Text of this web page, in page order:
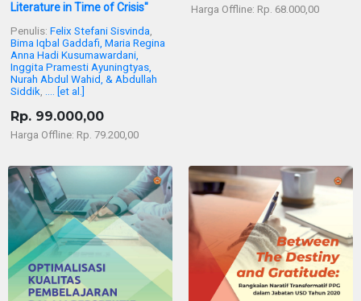
Literature in Time of Crisis"
Penulis: Felix Stefani Sisvinda,
Bima Iqbal Gaddafi, Maria Regina
Anna Hadi Kusumawardani,
Inggita Pramesti Ayuningtyas,
Nurah Abdul Wahid, & Abdullah
Siddik, .... [et al.]
Rp. 99.000,00
Harga Offline: Rp. 79.200,00
Harga Offline: Rp. 68.000,00